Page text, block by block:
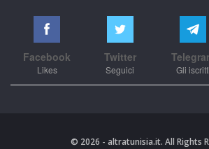
Facebook
Likes
Twitter
Seguici Gli iscritti
© 2026 - altratunisia.it. All Rights